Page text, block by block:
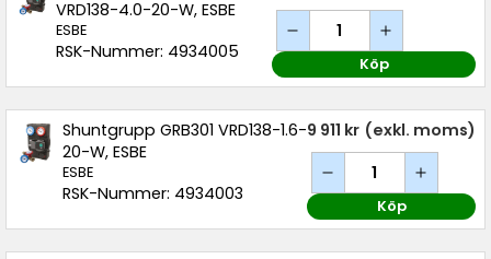
VRD138-4.0-20-W, ESBE
ESBE
RSK-Nummer: 4934005
Köp
Shuntgrupp GRB301 VRD138-1.6-
20-W, ESBE
ESBE
RSK-Nummer: 4934003
9 911 kr (exkl. moms)
Köp